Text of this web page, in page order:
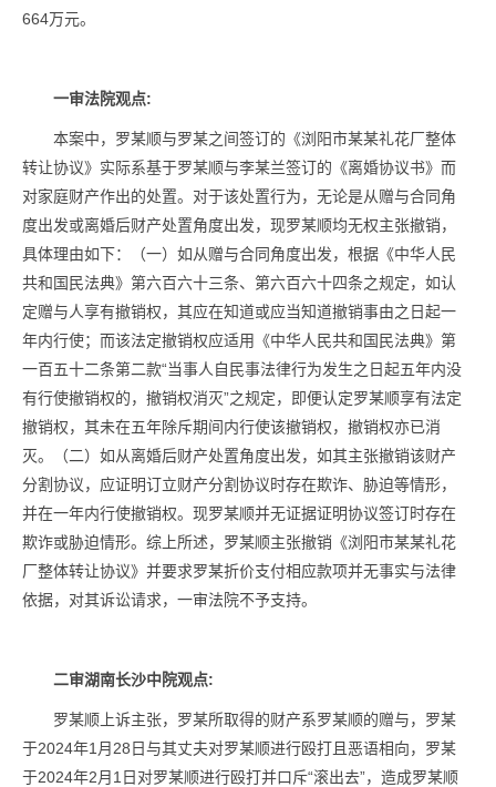
664万元。
一审法院观点:
本案中，罗某顺与罗某之间签订的《浏阳市某某礼花厂整体
转让协议》实际系基于罗某顺与李某兰签订的《离婚协议书》而
对家庭财产作出的处置。对于该处置行为，无论是从赠与合同角
度出发或离婚后财产处置角度出发，现罗某顺均无权主张撤销，
具体理由如下：（一）如从赠与合同角度出发，根据《中华人民
共和国民法典》第六百六十三条、第六百六十四条之规定，如认
定赠与人享有撤销权，其应在知道或应当知道撤销事由之日起一
年内行使；而该法定撤销权应适用《中华人民共和国民法典》第
一百五十二条第二款“当事人自民事法律行为发生之日起五年内没
有行使撤销权的，撤销权消灭”之规定，即便认定罗某顺享有法定
撤销权，其未在五年除斥期间内行使该撤销权，撤销权亦已消
灭。（二）如从离婚后财产处置角度出发，如其主张撤销该财产
分割协议，应证明订立财产分割协议时存在欺诈、胁迫等情形，
并在一年内行使撤销权。现罗某顺并无证据证明协议签订时存在
欺诈或胁迫情形。综上所述，罗某顺主张撤销《浏阳市某某礼花
厂整体转让协议》并要求罗某折价支付相应款项并无事实与法律
依据，对其诉讼请求，一审法院不予支持。
二审湖南长沙中院观点:
罗某顺上诉主张，罗某所取得的财产系罗某顺的赠与，罗某
于2024年1月28日与其丈夫对罗某顺进行殴打且恶语相向，罗某
于2024年2月1日对罗某顺进行殴打并口斥“滚出去”，造成罗某顺